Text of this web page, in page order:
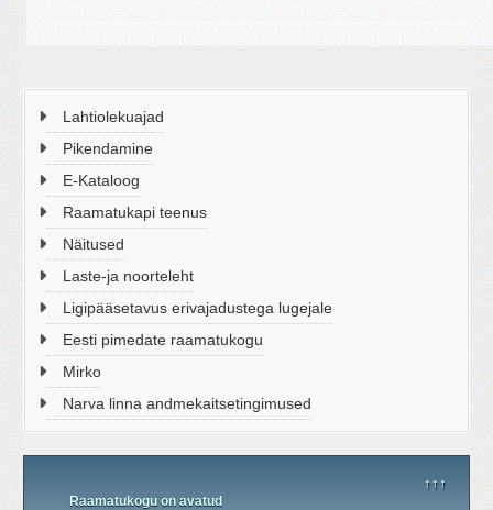
↑↑↑
Raamatukogu on avatud
Lahtiolekuajad
Pikendamine
E-Kataloog
Raamatukapi teenus
Näitused
Laste-ja noorteleht
Ligipääsetavus erivajadustega lugejale
Eesti pimedate raamatukogu
Mirko
Narva linna andmekaitsetingimused